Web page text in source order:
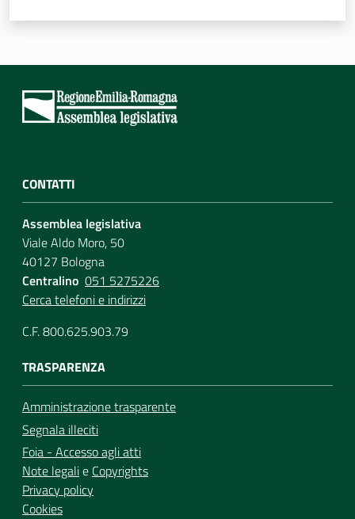
CONTATTI
Assemblea legislativa
Viale Aldo Moro, 50
40127 Bologna
Centralino 051 5275226
Cerca telefoni e indirizzi
C.F. 800.625.903.79
TRASPARENZA
Amministrazione trasparente
Segnala illeciti
Foia - Accesso agli atti
Note legalie Copyrights
Privacy policy
Cookies